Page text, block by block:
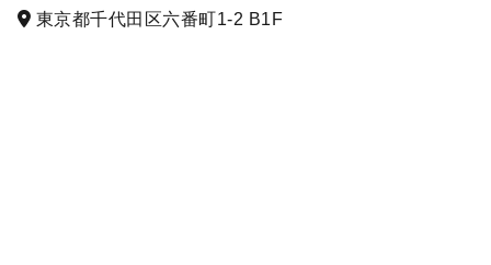
東京都千代田区六番町1-2 B1F